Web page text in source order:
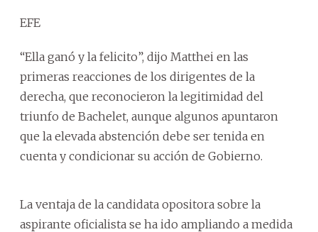
EFE
“Ella ganó y la felicito”, dijo Matthei en las
primeras reacciones de los dirigentes de la
derecha, que reconocieron la legitimidad del
triunfo de Bachelet, aunque algunos apuntaron
que la elevada abstención debe ser tenida en
cuenta y condicionar su acción de Gobierno.
La ventaja de la candidata opositora sobre la
aspirante oficialista se ha ido ampliando a medida